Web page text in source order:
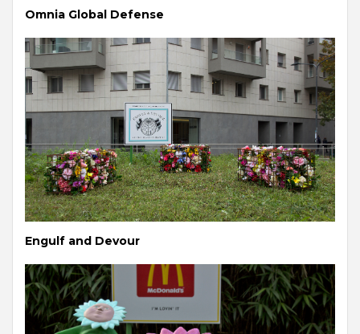
Omnia Global Defense
Engulf and Devour